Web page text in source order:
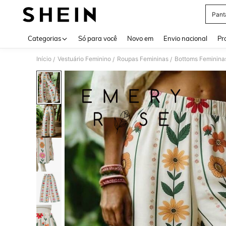
Categorias Só para você Novo em Envio nacional
Início / Vestuário Feminino / Roupas Femininas / Bottoms